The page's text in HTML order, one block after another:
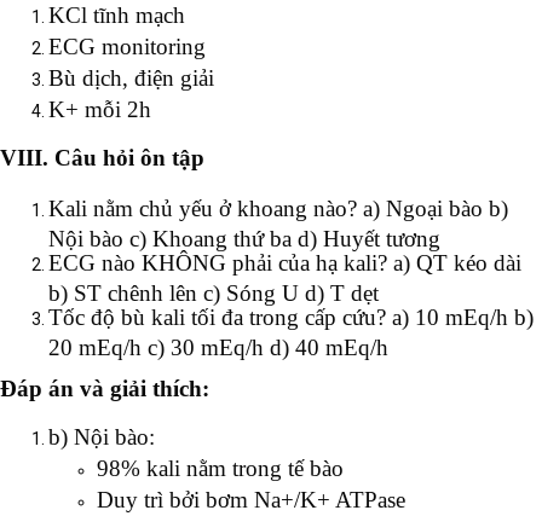
KCl tĩnh mạch
ECG monitoring
Bù dịch, điện giải
K+ mỗi 2h
VIII. Câu hỏi ôn tập
Kali nằm chủ yếu ở khoang nào? a) Ngoại bào b)
Nội bào c) Khoang thứ ba d) Huyết tương
ECG nào KHÔNG phải của hạ kali? a) QT kéo dài
b) ST chênh lên c) Sóng U d) T dẹt
Tốc độ bù kali tối đa trong cấp cứu? a) 10 mEq/h b)
20 mEq/h c) 30 mEq/h d) 40 mEq/h
Đáp án và giải thích:
b) Nội bào:
98% kali nằm trong tế bào
Duy trì bởi bơm Na+/K+ ATPase